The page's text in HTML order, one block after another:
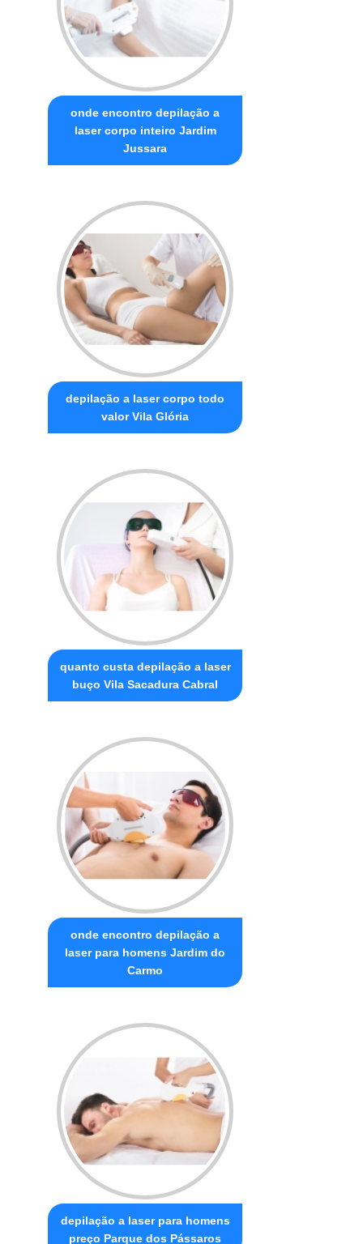
onde encontro depilação a
laser corpo inteiro Jardim
Jussara
depilação a laser corpo todo
valor Vila Glória
quanto custa depilação a laser
buço Vila Sacadura Cabral
onde encontro depilação a
laser para homens Jardim do
Carmo
depilação a laser para homens
preço Parque dos Pássaros